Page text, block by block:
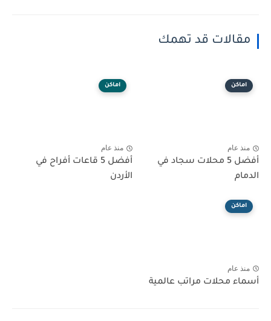
مقالات قد تهمك
اماكن
منذ عام
أفضل 5 محلات سجاد في
الدمام
اماكن
منذ عام
أفضل 5 قاعات أفراح في
الأردن
اماكن
منذ عام
أسماء محلات مراتب عالمية